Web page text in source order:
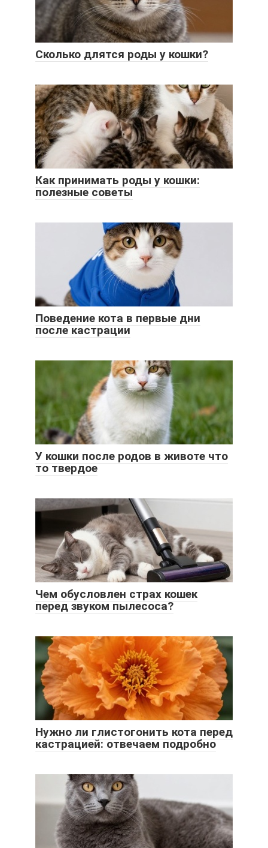
Сколько длятся роды у кошки?
Как принимать роды у кошки:
полезные советы
Поведение кота в первые дни
после кастрации
У кошки после родов в животе что
то твердое
Чем обусловлен страх кошек
перед звуком пылесоса?
Нужно ли глистогонить кота перед
кастрацией: отвечаем подробно